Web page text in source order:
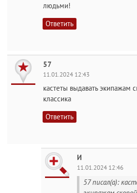
людьми!
Ответить
57
11.01.2024 12:43
кастеты выдавать экипажам
классика
Ответить
И
11.01.2024 12:46
57 писал(а):